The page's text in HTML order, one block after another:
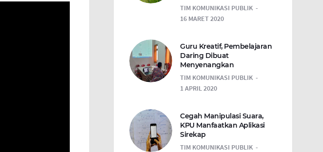
TIM KOMUNIKASI PUBLIK
16 MARET 2020
Guru Kreatif, Pembelajaran
Daring Dibuat
Menyenangkan
TIM KOMUNIKASI PUBLIK
1 APRIL 2020
Cegah Manipulasi Suara,
KPU Manfaatkan Aplikasi
Sirekap
TIM KOMUNIKASI PUBLIK